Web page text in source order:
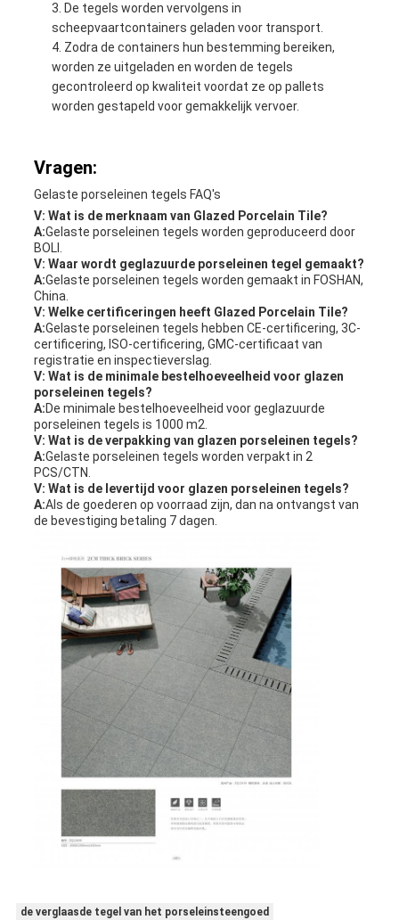
De tegels worden vervolgens in
scheepvaartcontainers geladen voor transport.
Zodra de containers hun bestemming bereiken,
worden ze uitgeladen en worden de tegels
gecontroleerd op kwaliteit voordat ze op pallets
worden gestapeld voor gemakkelijk vervoer.
Vragen:
Gelaste porseleinen tegels FAQ's
V: Wat is de merknaam van Glazed Porcelain Tile?
A:Gelaste porseleinen tegels worden geproduceerd door
BOLI.
V: Waar wordt geglazuurde porseleinen tegel gemaakt?
A:Gelaste porseleinen tegels worden gemaakt in FOSHAN,
China.
V: Welke certificeringen heeft Glazed Porcelain Tile?
A:Gelaste porseleinen tegels hebben CE-certificering, 3C-
certificering, ISO-certificering, GMC-certificaat van
registratie en inspectieverslag.
V: Wat is de minimale bestelhoeveelheid voor glazen
porseleinen tegels?
A:De minimale bestelhoeveelheid voor geglazuurde
porseleinen tegels is 1000 m2.
V: Wat is de verpakking van glazen porseleinen tegels?
A:Gelaste porseleinen tegels worden verpakt in 2
PCS/CTN.
V: Wat is de levertijd voor glazen porseleinen tegels?
A:Als de goederen op voorraad zijn, dan na ontvangst van
de bevestiging betaling 7 dagen.
de verglaasde tegel van het porseleinsteengoed